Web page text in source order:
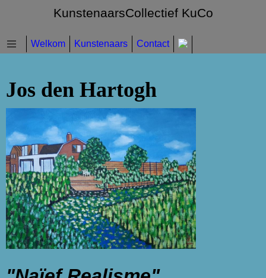
KunstenaarsCollectief KuCo
Welkom Kunstenaars Contact
Jos den Hartogh